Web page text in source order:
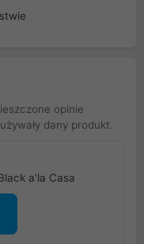
opinie
dany produkt.
a'la Casa